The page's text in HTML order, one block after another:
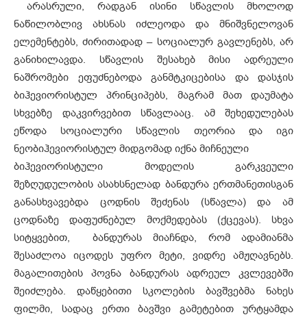
არასრული, რადგან ისინი სწავლის მხოლოდ
ნაწილობლივ ახსნას იძლეოდა და მნიშვნელოვან
ელემენტებს, ძირითადად – სოციალურ გავლენებს, არ
განიხილავდა. სწავლის შესახებ მისი ადრეული
ნაშრომები ეფუძნებოდა განმტკიცებისა და დასჯის
ბიჰევიორისტულ პრინციპებს, მაგრამ მათ დაუმატა
სხვებზე დაკვირვებით სწავლააც. ამ შეხედულებას
ეწოდა სოციალური სწავლის თეორია და იგი
ნეობიჰევიორისტულ მიდგომად იქნა მიჩნეული
ბიჰევიორისტული მოდელის გარკვეული
შეზღუდულობის ასახსნელად ბანდურა ერთმანეთისგან
განასხვავებდა ცოდნის შეძენას (სწავლა) და ამ
ცოდნაზე დაფუძნებულ მოქმედებას (ქცევას). სხვა
სიტყვებით, ბანდურას მიაჩნდა, რომ ადამიანმა
შესაძლოა იცოდეს უფრო მეტი, ვიდრე ამჟღავნებს.
მაგალითების პოვნა ბანდურას ადრეულ კვლევებში
შეიძლება. დაწყებითი სკოლების ბავშვებმა ნახეს
ფილმი, სადაც ერთი ბავშვი გამეტებით ურტყამდა